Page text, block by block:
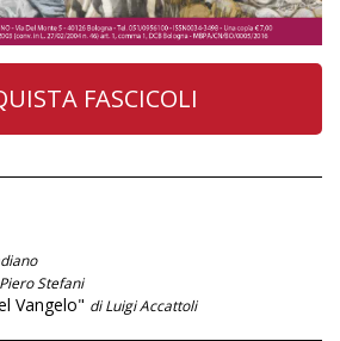
FASCICOLI
Stefani
Vangelo" di Luigi Accattoli